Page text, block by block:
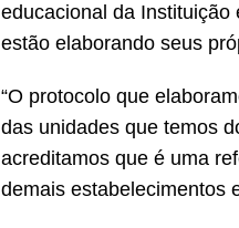
educacional da
estão elaborando seus
“O protocolo que
das unidades que temos
acreditamos que é uma
demais estabelecimentos